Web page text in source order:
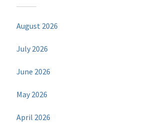
August 2026
July 2026
June 2026
May 2026
April 2026